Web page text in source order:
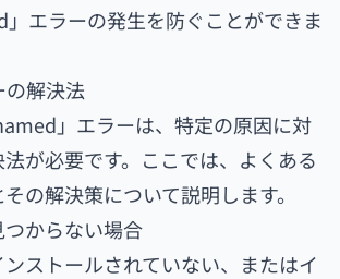
エラーの発生を防ぐことができま
の解決法
」エラーは、特定の原因に対
が必要です。ここでは、よくある
の解決策について説明します。
からない場合
ストールされていない、またはイ